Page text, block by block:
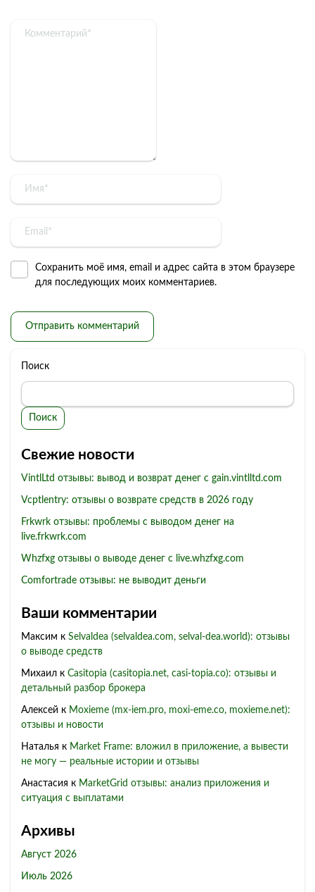
Сохранить моё имя, email и адрес сайта в этом браузере
для последующих моих комментариев.
Поиск
Поиск
Свежие новости
VintlLtd отзывы: вывод и возврат денег с gain.vintlltd.com
Vcptlentry: отзывы о возврате средств в 2026 году
Frkwrk отзывы: проблемы с выводом денег на
live.frkwrk.com
Whzfxg отзывы о выводе денег с live.whzfxg.com
Comfortrade отзывы: не выводит деньги
Ваши комментарии
Максим к Selvaldea (selvaldea.com, selval-dea.world): отзывы
о выводе средств
Михаил к Casitopia (casitopia.net, casi-topia.co): отзывы и
детальный разбор брокера
Алексей к Moxieme (mx-iem.pro, moxi-eme.co, moxieme.net):
отзывы и новости
Наталья к Market Frame: вложил в приложение, а вывести
не могу — реальные истории и отзывы
Анастасия к MarketGrid отзывы: анализ приложения и
ситуация с выплатами
Архивы
Август 2026
Июль 2026